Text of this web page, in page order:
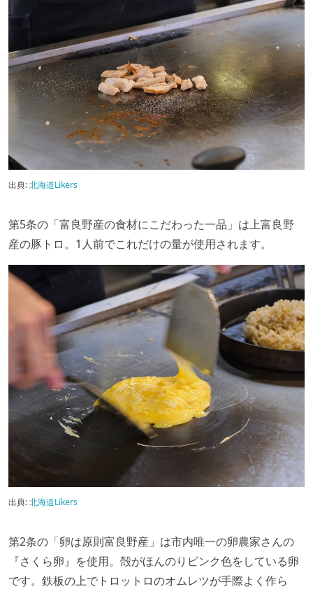
出典:北海道Likers
第5条の「富良野産の食材にこだわった一品」は上富良野
産の豚トロ。1人前でこれだけの量が使用されます。
出典:北海道Likers
第2条の「卵は原則富良野産」は市内唯一の卵農家さんの
『さくら卵』を使用。殻がほんのりピンク色をしている卵
です。鉄板の上でトロットロのオムレツが手際よく作ら